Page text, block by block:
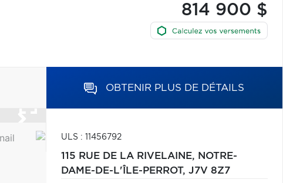
814 900 $
OBTENIR PLUS DE DÉTAILS
ULS : 11456792
115 RUE DE LA RIVELAINE, NOTRE-
DAME-DE-L'ÎLE-PERROT, J7V 8Z7